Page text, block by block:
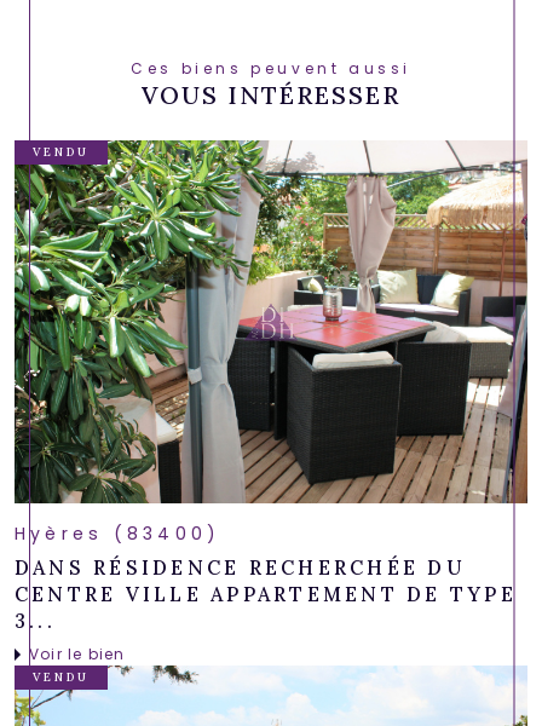
Ces biens peuvent aussi
VOUS INTÉRESSER
VENDU
Hyères (83400)
DANS RÉSIDENCE RECHERCHÉE DU
CENTRE VILLE APPARTEMENT DE TYPE
3...
Voir le bien
VENDU